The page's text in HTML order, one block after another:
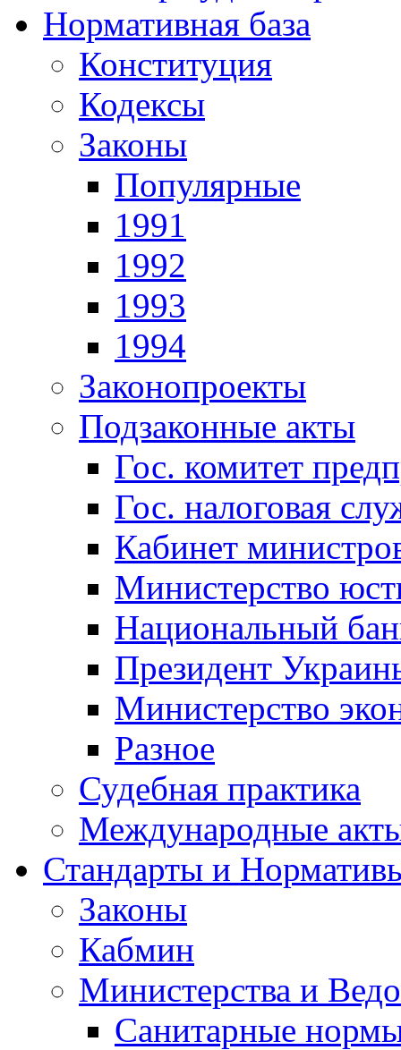
Нормативная база
Конституция
Кодексы
Законы
Популярные
1991
1992
1993
1994
Законопроекты
Подзаконные акты
Гос. комитет
Гос. налоговая
Кабинет
Министерство
Национальный
Президент
Министерство
Разное
Судебная практика
Международные
Стандарты и
Законы
Кабмин
Министерства и
Санитарные